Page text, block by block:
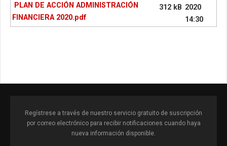
PLAN DE ACCIÓN ADMINISTRACIÓN
FINANCIERA 2020.pdf
312 kB 2020
14:30
Regístrese a través de nuestro servicio gratuito de suscripción
por correo electrónico para recibir notificaciones cuando haya
nueva información disponible.